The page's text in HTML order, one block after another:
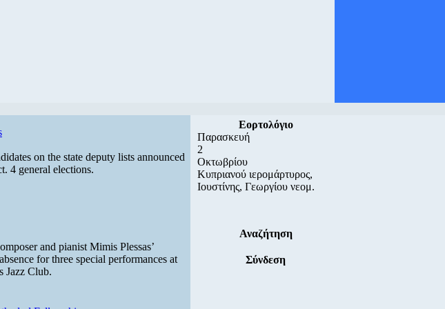
on the state deputy lists announced
4 general elections.
and pianist Mimis Plessas’
for three special performances at
Jazz Club.
Εορτολόγιο
Παρασκευή
2
Οκτωβρίου
Κυπριανού ιερομάρτυρος,
Ιουστίνης, Γεωργίου νεομ.
Αναζήτηση
Σύνδεση